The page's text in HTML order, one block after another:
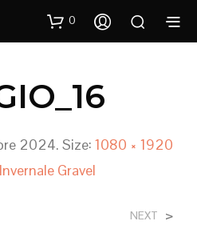
0
2024. Size: 1080 × 1920
Gravel
NEXT >